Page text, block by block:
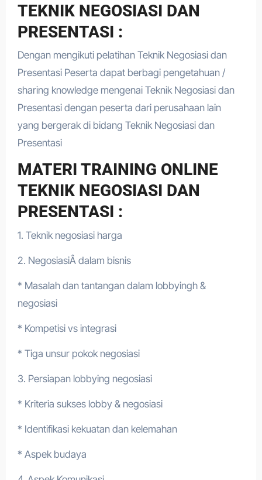
TEKNIK NEGOSIASI DAN
PRESENTASI :
Dengan mengikuti pelatihan Teknik Negosiasi dan
Presentasi Peserta dapat berbagi pengetahuan /
sharing knowledge mengenai Teknik Negosiasi dan
Presentasi dengan peserta dari perusahaan lain
yang bergerak di bidang Teknik Negosiasi dan
Presentasi
MATERI TRAINING ONLINE
TEKNIK NEGOSIASI DAN
PRESENTASI :
1. Teknik negosiasi harga
2. NegosiasiÂ dalam bisnis
* Masalah dan tantangan dalam lobbyingh &
negosiasi
* Kompetisi vs integrasi
* Tiga unsur pokok negosiasi
3. Persiapan lobbying negosiasi
* Kriteria sukses lobby & negosiasi
* Identifikasi kekuatan dan kelemahan
* Aspek budaya